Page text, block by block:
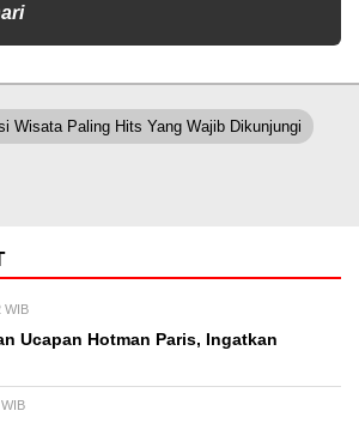
Wisata Paling Hits Yang Wajib Dikunjungi
WIB
Ucapan Hotman Paris, Ingatkan